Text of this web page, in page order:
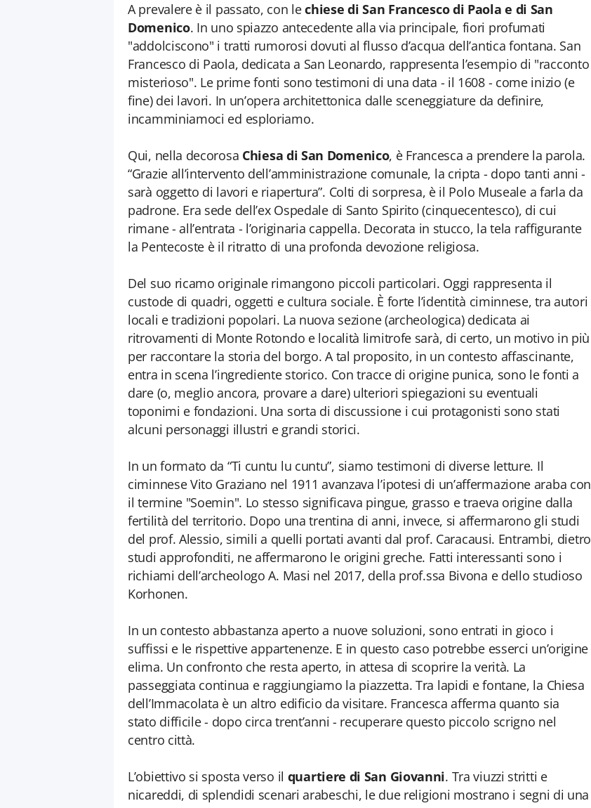
A prevalere è il passato, con lechiese di San Francesco di Paola e di San
Domenico. In uno spiazzo antecedente alla via principale, fiori profumati
"addolciscono" i tratti rumorosi dovuti al flusso d’acqua dell’antica fontana. San
Francesco di Paola, dedicata a San Leonardo, rappresenta l’esempio di "racconto
misterioso". Le prime fonti sono testimoni di una data - il 1608 - come inizio (e
fine) dei lavori. In un’opera architettonica dalle sceneggiature da definire,
incamminiamoci ed esploriamo.
Qui, nella decorosa Chiesa di San Domenico, è Francesca a prendere la parola.
“Grazie all’intervento dell’amministrazione comunale, la cripta - dopo tanti anni -
sarà oggetto di lavori e riapertura”. Colti di sorpresa, è il Polo Museale a farla da
padrone. Era sede dell’ex Ospedale di Santo Spirito (cinquecentesco), di cui
rimane - all’entrata - l’originaria cappella. Decorata in stucco, la tela raffigurante
la Pentecoste è il ritratto di una profonda devozione religiosa.
Del suo ricamo originale rimangono piccoli particolari. Oggi rappresenta il
custode di quadri, oggetti e cultura sociale. È forte l’identità ciminnese, tra autori
locali e tradizioni popolari. La nuova sezione (archeologica) dedicata ai
ritrovamenti di Monte Rotondo e località limitrofe sarà, di certo, un motivo in più
per raccontare la storia del borgo. A tal proposito, in un contesto affascinante,
entra in scena l’ingrediente storico. Con tracce di origine punica, sono le fonti a
dare (o, meglio ancora, provare a dare) ulteriori spiegazioni su eventuali
toponimi e fondazioni. Una sorta di discussione i cui protagonisti sono stati
alcuni personaggi illustri e grandi storici.
In un formato da “Ti cuntu lu cuntu”, siamo testimoni di diverse letture. Il
ciminnese Vito Graziano nel 1911 avanzava l’ipotesi di un’affermazione araba con
il termine "Soemin". Lo stesso significava pingue, grasso e traeva origine dalla
fertilità del territorio. Dopo una trentina di anni, invece, si affermarono gli studi
del prof. Alessio, simili a quelli portati avanti dal prof. Caracausi. Entrambi, dietro
studi approfonditi, ne affermarono le origini greche. Fatti interessanti sono i
richiami dell’archeologo A. Masi nel 2017, della prof.ssa Bivona e dello studioso
Korhonen.
In un contesto abbastanza aperto a nuove soluzioni, sono entrati in gioco i
suffissi e le rispettive appartenenze. E in questo caso potrebbe esserci un’origine
elima. Un confronto che resta aperto, in attesa di scoprire la verità. La
passeggiata continua e raggiungiamo la piazzetta. Tra lapidi e fontane, la Chiesa
dell’Immacolata è un altro edificio da visitare. Francesca afferma quanto sia
stato difficile - dopo circa trent’anni - recuperare questo piccolo scrigno nel
centro città.
L’obiettivo si sposta verso il quartiere di San Giovanni. Tra viuzzi stritti e
nicareddi, di splendidi scenari arabeschi, le due religioni mostrano i segni di una